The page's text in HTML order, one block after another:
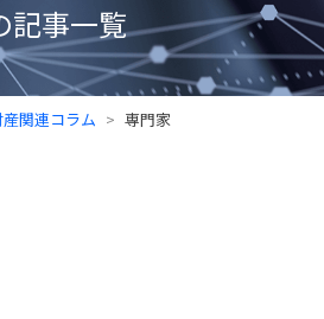
記事一覧
関連コラム 専門家